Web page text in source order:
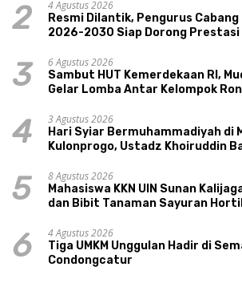
2
4 Agustus 2026
Resmi Dilantik, Pengurus Cabang
2026-2030 Siap Dorong
3
6 Agustus 2026
Sambut HUT Kemerdekaan RI,
Gelar Lomba Antar Kelompok
4
3 Agustus 2026
Hari Syiar Bermuhammadiyah di
Kulonprogo, Ustadz Khoiruddin
5
8 Agustus 2026
Mahasiswa KKN UIN Sunan
dan Bibit Tanaman Sayuran
6
4 Agustus 2026
Tiga UMKM Unggulan Hadir di
Condongcatur